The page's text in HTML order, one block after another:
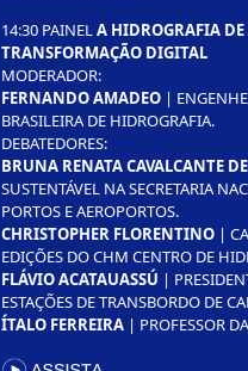
14:30 PAINELA HIDROGRAFIA
TRANSFORMAÇÃO DIGITAL
MODERADOR:
FERNANDO AMADEO |
BRASILEIRA DE HIDROGRAFIA.
DEBATEDORES:
BRUNA RENATA CAVALCANTE
SUSTENTÁVEL NA SECRETARIA
PORTOS E AEROPORTOS.
CHRISTOPHER FLORENTINO |
EDIÇÕES DO CHM CENTRO DE
FLÁVIO ACATAUASSÚ |
ESTAÇÕES DE TRANSBORDO DE
ÍTALO FERREIRA | PROFESSOR